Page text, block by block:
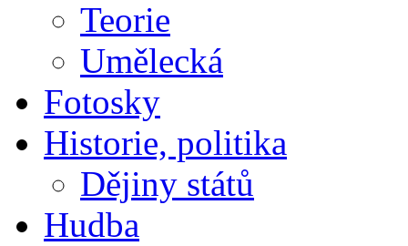
Teorie
Umělecká
Fotosky
Historie, politika
Dějiny států
Hudba